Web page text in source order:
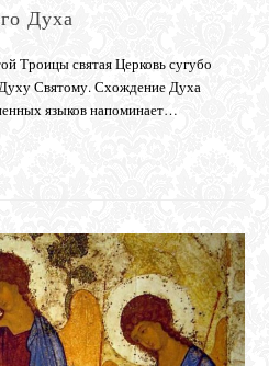
Духа
Троицы святая Церковь сугубо
Святому. Схождение Духа
языков напоминает…